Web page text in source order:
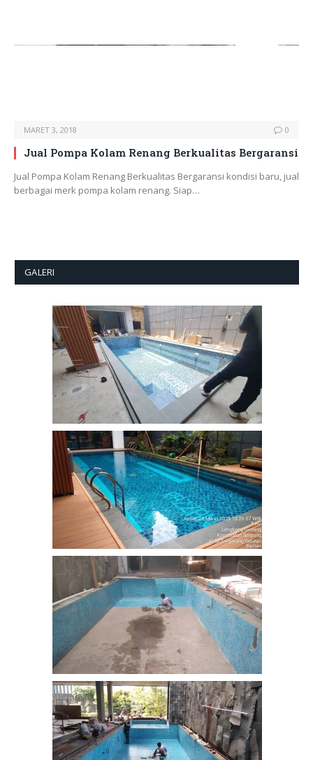
MARET 3, 2018 0
Jual Pompa Kolam Renang Berkualitas Bergaransi
Jual Pompa Kolam Renang Berkualitas Bergaransi kondisi baru, jual
berbagai merk pompa kolam renang. Siap…
GALERI